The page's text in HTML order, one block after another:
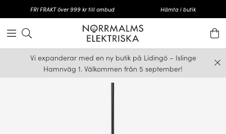
FRI FRAKT över 999 kr till ombud Hämta i butik
Vi expanderar med en ny butik på Lidingö – Islinge
Hamnväg 1. Välkommen från 5 september!